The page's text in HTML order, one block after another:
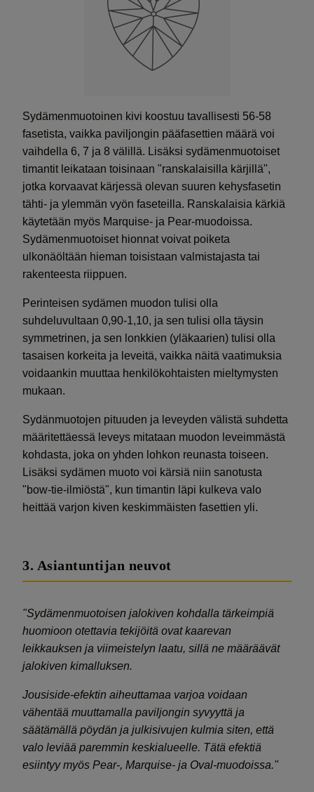
Sydämenmuotoinen kivi koostuu tavallisesti 56-58
fasetista, vaikka paviljongin pääfasettien määrä voi
vaihdella 6, 7 ja 8 välillä. Lisäksi sydämenmuotoiset
timantit leikataan toisinaan "ranskalaisilla kärjillä",
jotka korvaavat kärjessä olevan suuren kehysfasetin
tähti- ja ylemmän vyön faseteilla. Ranskalaisia kärkiä
käytetään myös Marquise- ja Pear-muodoissa.
Sydämenmuotoiset hionnat voivat poiketa
ulkonäöltään hieman toisistaan valmistajasta tai
rakenteesta riippuen.
Perinteisen sydämen muodon tulisi olla
suhdeluvultaan 0,90-1,10, ja sen tulisi olla täysin
symmetrinen, ja sen lonkkien (yläkaarien) tulisi olla
tasaisen korkeita ja leveitä, vaikka näitä vaatimuksia
voidaankin muuttaa henkilökohtaisten mieltymysten
mukaan.
Sydänmuotojen pituuden ja leveyden välistä suhdetta
määritettäessä leveys mitataan muodon leveimmästä
kohdasta, joka on yhden lohkon reunasta toiseen.
Lisäksi sydämen muoto voi kärsiä niin sanotusta
"bow-tie-ilmiöstä", kun timantin läpi kulkeva valo
heittää varjon kiven keskimmäisten fasettien yli.
3. Asiantuntijan neuvot
"Sydämenmuotoisen jalokiven kohdalla tärkeimpiä
huomioon otettavia tekijöitä ovat kaarevan
leikkauksen ja viimeistelyn laatu, sillä ne määräävät
jalokiven kimalluksen.
Jousiside-efektin aiheuttamaa varjoa voidaan
vähentää muuttamalla paviljongin syvyyttä ja
säätämällä pöydän ja julkisivujen kulmia siten, että
valo leviää paremmin keskialueelle. Tätä efektiä
esiintyy myös Pear-, Marquise- ja Oval-muodoissa."